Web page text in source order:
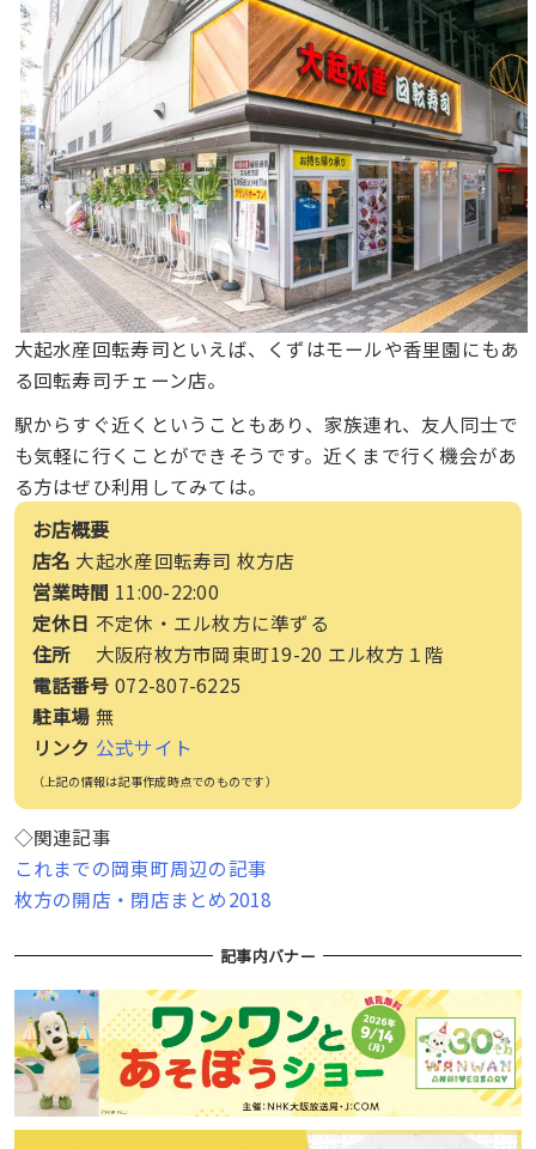
大起水産回転寿司といえば、くずはモールや香里園にもあ
る回転寿司チェーン店。
駅からすぐ近くということもあり、家族連れ、友人同士で
も気軽に行くことができそうです。近くまで行く機会があ
る方はぜひ利用してみては。
お店概要
店名 大起水産回転寿司 枚方店
営業時間 11:00-22:00
定休日 不定休・エル枚方に準ずる
住所 大阪府枚方市岡東町19-20 エル枚方１階
電話番号 072-807-6225
駐車場 無
リンク 公式サイト
（上記の情報は記事作成時点でのものです）
◇関連記事
これまでの岡東町周辺の記事
枚方の開店・閉店まとめ2018
記事内バナー